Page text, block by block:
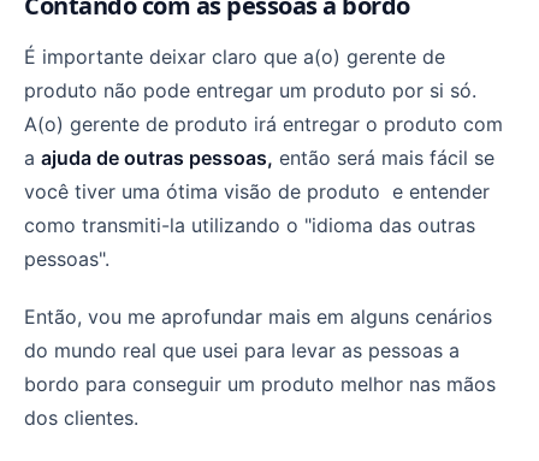
É importante deixar claro que a(o) gerente de
produto não pode entregar um produto por si só.
A(o) gerente de produto irá entregar o produto com
a ajuda de outras pessoas, então será mais fácil se
você tiver uma ótima visão de produto e entender
como transmiti-la utilizando o "idioma das outras
pessoas".
Então, vou me aprofundar mais em alguns cenários
do mundo real que usei para levar as pessoas a
bordo para conseguir um produto melhor nas mãos
dos clientes.